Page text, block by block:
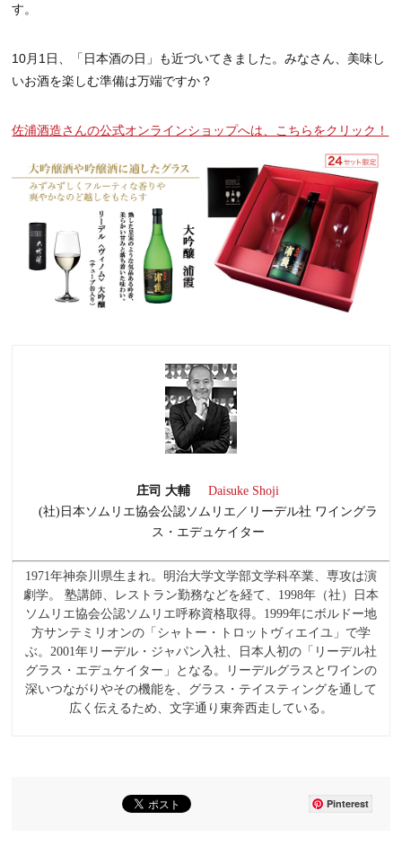
す。
10月1日、「日本酒の日」も近づいてきました。みなさん、美味し
いお酒を楽しむ準備は万端ですか？
佐浦酒造さんの公式オンラインショップへは、こちらをクリック！
庄司 大輔
Daisuke Shoji
(社)日本ソムリエ協会公認ソムリエ／リーデル社 ワイングラ
ス・エデュケイター
1971年神奈川県生まれ。明治大学文学部文学科卒業、専攻は演
劇学。 塾講師、レストラン勤務などを経て、1998年（社）日本
ソムリエ協会公認ソムリエ呼称資格取得。1999年にボルドー地
方サンテミリオンの「シャトー・トロットヴィエイユ」で学
ぶ。2001年リーデル・ジャパン入社、日本人初の「リーデル社
グラス・エデュケイター」となる。リーデルグラスとワインの
深いつながりやその機能を、グラス・テイスティングを通して
広く伝えるため、文字通り東奔西走している。
Pinterest